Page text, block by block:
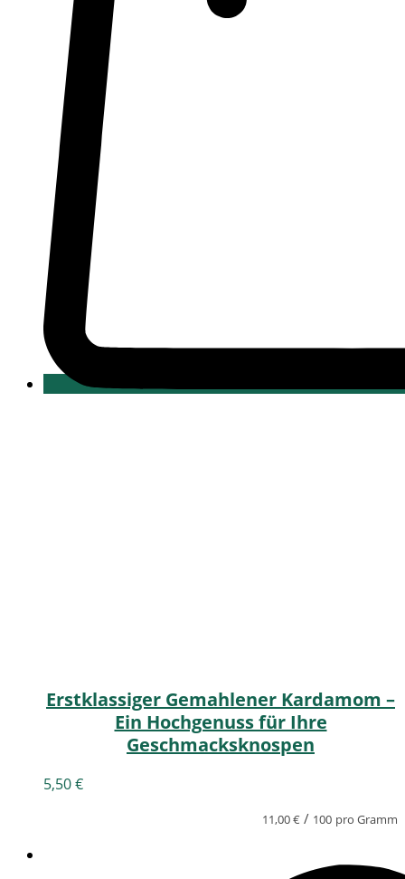
Erstklassiger Gemahlener Kardamom –
Ein Hochgenuss für Ihre
Geschmacksknospen
5,50€
11,00€ / 100 pro Gramm